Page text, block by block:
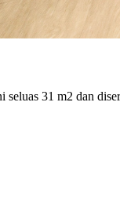
seluas 31 m2 dan